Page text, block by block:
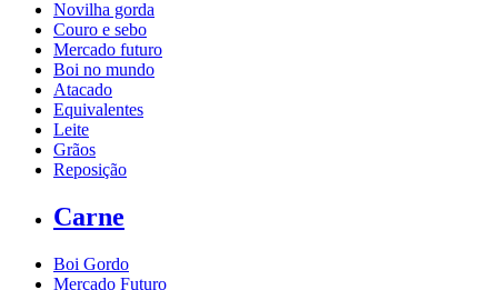
Novilha gorda
Couro e sebo
Mercado futuro
Boi no mundo
Atacado
Equivalentes
Leite
Grãos
Reposição
Carne
Boi Gordo
Mercado Futuro